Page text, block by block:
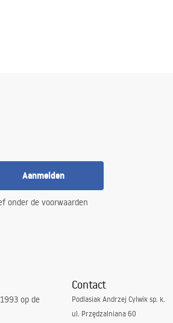
Aanmelden
onder de voorwaarden
op de
Contact
Podlasiak Andrzej Cylwik sp. k.
ul. Przędzalniana 60